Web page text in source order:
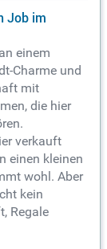
Job im
einem
Charme und
mit
die hier
verkauft
einen kleinen
wohl. Aber
kein
Regale